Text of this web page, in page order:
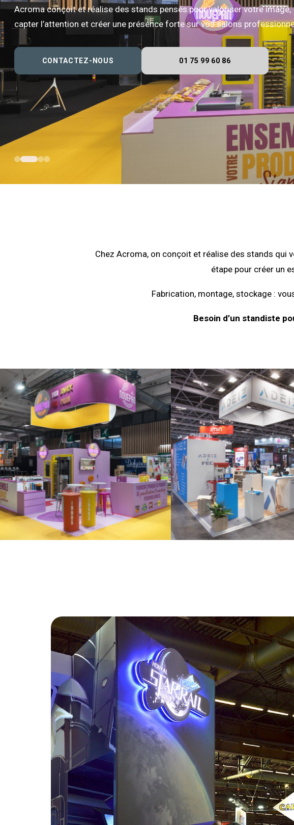
Acroma conçoit et réalise des stands pensés pour valoriser votre image,
capter l’attention et créer une présence forte sur vos salons
CONTACTEZ-NOUS 01 75 99 60 86
Chez Acroma, on conçoit et réalise des stands qui
étape pour créer un
Fabrication, montage, stockage :
Besoin d’un standiste